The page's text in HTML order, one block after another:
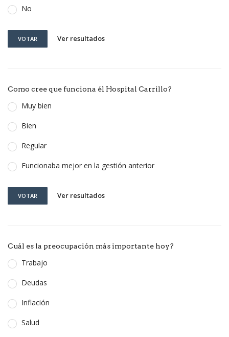
No
VOTAR Ver resultados
Como cree que funciona él Hospital Carrillo?
Muy bien
Bien
Regular
Funcionaba mejor en la gestión anterior
VOTAR Ver resultados
Cuál es la preocupación más importante hoy?
Trabajo
Deudas
Inflación
Salud